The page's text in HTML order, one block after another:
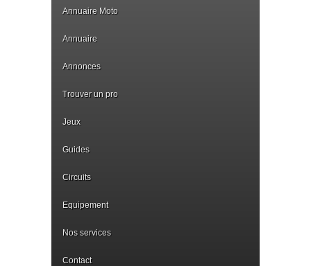
Annuaire Moto
Annuaire
Annonces
Trouver un pro
Jeux
Guides
Circuits
Equipement
Nos services
Contact